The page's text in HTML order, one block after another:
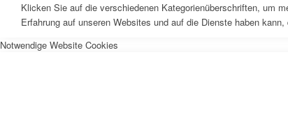
Klicken Sie auf die verschiedenen Kategorienüberschriften, um
Erfahrung auf unseren Websites und auf die Dienste haben
Notwendige Website Cookies